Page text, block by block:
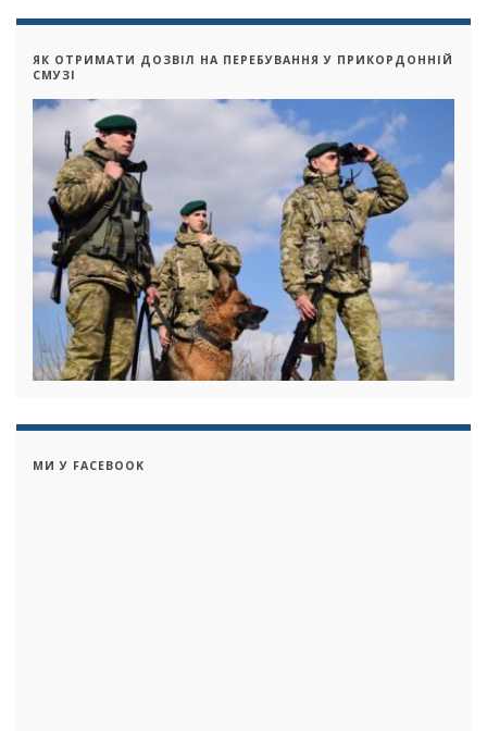
ЯК ОТРИМАТИ ДОЗВІЛ НА ПЕРЕБУВАННЯ У ПРИКОРДОННІЙ
СМУЗІ
МИ У FACEBOOK